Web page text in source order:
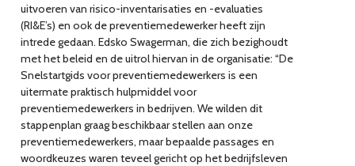
uitvoeren van risico-inventarisaties en -evaluaties
(RI&E’s) en ook de preventiemedewerker heeft zijn
intrede gedaan. Edsko Swagerman, die zich bezighoudt
met het beleid en de uitrol hiervan in de organisatie: “De
Snelstartgids voor preventiemedewerkers is een
uitermate praktisch hulpmiddel voor
preventiemedewerkers in bedrijven. We wilden dit
stappenplan graag beschikbaar stellen aan onze
preventiemedewerkers, maar bepaalde passages en
woordkeuzes waren teveel gericht op het bedrijfsleven